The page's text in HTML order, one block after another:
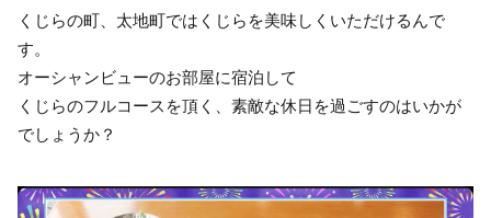
くじらの町、太地町ではくじらを美味しくいただけるんで
す。
オーシャンビューのお部屋に宿泊して
くじらのフルコースを頂く、素敵な休日を過ごすのはいかが
でしょうか？